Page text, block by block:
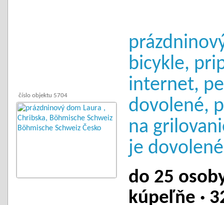
číslo objektu 5704
bicykle,
internet,
dovolené,
na
je
do 25
kúpeľňe ·